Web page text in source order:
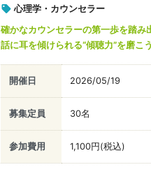
心理学・カウンセラー
確かなカウンセラーの第一歩を踏み
話に耳を傾けられる“傾聴力”を磨こう
開催日 2026/05/19
募集定員 30名
参加費用 1,100円(税込)